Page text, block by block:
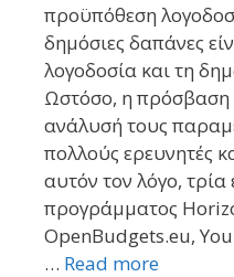
προϋπόθεση
δημόσιες δαπάνες
λογοδοσία και τη
Ωστόσο, η πρόσβαση
ανάλυσή τους
πολλούς ερευνητές
αυτόν τον λόγο,
προγράμματος
OpenBudgets.eu,
… Read more